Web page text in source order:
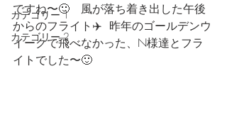
カテゴリー 1
カテゴリー 2
ですね〜🙂　風が落ち着き出した午後
からのフライト✈️  昨年のゴールデンウ
イークで飛べなかった、N様達とフラ
イトでした〜🙂